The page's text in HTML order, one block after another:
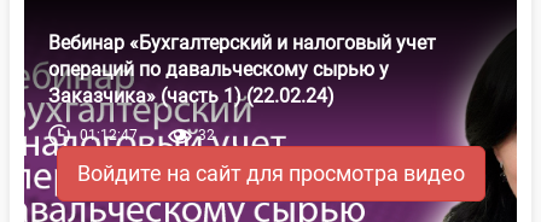
Вебинар «Бухгалтерский и налоговый учет
операций по давальческому сырью у
Заказчика» (часть 1) (22.02.24)
01:12:47 32
Войдите на сайт для просмотра видео